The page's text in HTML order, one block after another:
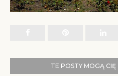
TE POSTY MOGĄ